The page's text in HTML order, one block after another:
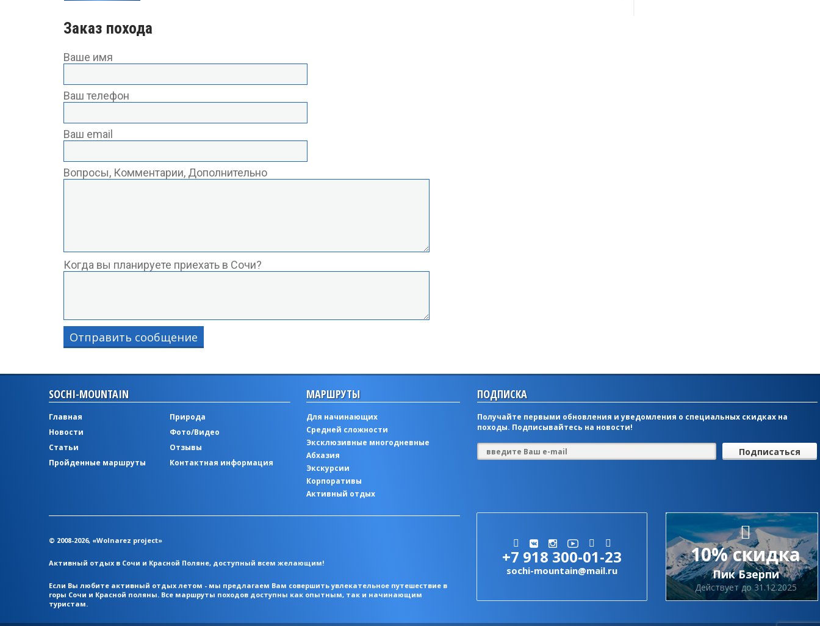
Заказ похода
Ваше имя
Ваш телефон
Ваш email
Вопросы, Комментарии, Дополнительно
Когда вы планируете приехать в Сочи?
Отправить сообщение
SOCHI-MOUNTAIN
Главная
Новости
Статьи
Пройденные маршруты
Природа
Фото/Видео
Отзывы
Контактная информация
МАРШРУТЫ
Для начинающих
Средней сложности
Эксклюзивные многодневные
Абхазия
Экскурсии
Корпоративы
Активный отдых
ПОДПИСКА
Получайте первыми обновления и уведомления о специальных скидках на
походы. Подписывайтесь на новости!
© 2008-2026, «Wolnarez project»
Активный отдых в Сочи и Красной Поляне, доступный всем желающим!
Если Вы любите активный отдых летом - мы предлагаем Вам совершить увлекательное путешествие в
горы Сочи и Красной поляны. Все маршруты походов доступны как опытным, так и начинающим
туристам.
+7 918 300-01-23
sochi-mountain@mail.ru
10% скидка
Пик Бзерпи
Действует до 31.12.2025